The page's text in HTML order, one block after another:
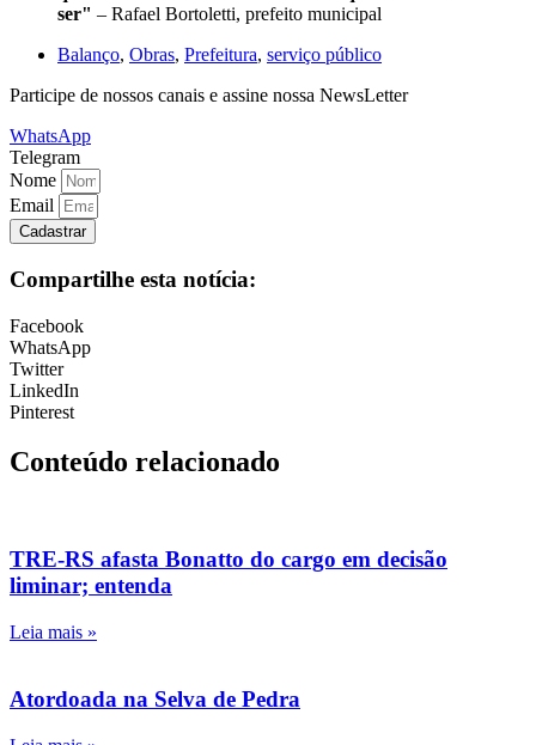
ser" – Rafael Bortoletti, prefeito municipal
Balanço, Obras, Prefeitura, serviço público
Participe de nossos canais e assine nossa NewsLetter
WhatsApp
Telegram
Nome
Email
Cadastrar
Compartilhe esta notícia:
Facebook
WhatsApp
Twitter
LinkedIn
Pinterest
Conteúdo relacionado
TRE-RS afasta Bonatto do cargo em decisão
liminar; entenda
Leia mais »
Atordoada na Selva de Pedra